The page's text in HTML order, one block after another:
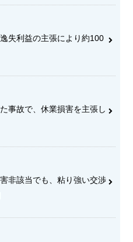
失利益の主張により約100
事故で、休業損害を主張し
非該当でも、粘り強い交渉